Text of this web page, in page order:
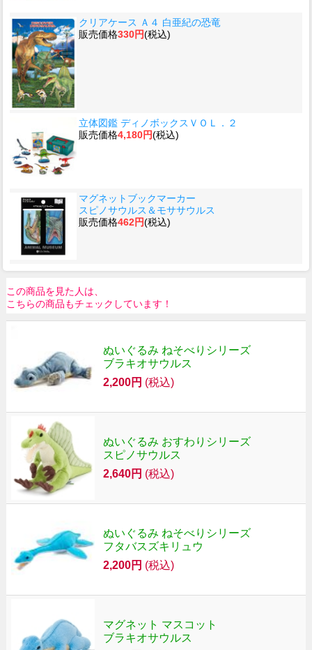
クリアケース Ａ４ 白亜紀の恐竜
販売価格330円(税込)
立体図鑑 ディノボックスＶＯＬ．２
販売価格4,180円(税込)
マグネットブックマーカー
スピノサウルス＆モササウルス
販売価格462円(税込)
この商品を見た人は、
こちらの商品もチェックしています！
ぬいぐるみ ねそべりシリーズ
ブラキオサウルス
2,200円 (税込)
ぬいぐるみ おすわりシリーズ
スピノサウルス
2,640円 (税込)
ぬいぐるみ ねそべりシリーズ
フタバスズキリュウ
2,200円 (税込)
マグネット マスコット
ブラキオサウルス